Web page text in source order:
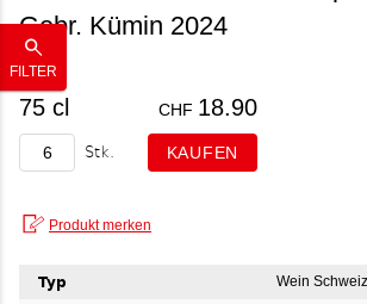
FILTER
Gebr. Kümin 2024
75 cl CHF 18.90
Stk.
Typ Wein